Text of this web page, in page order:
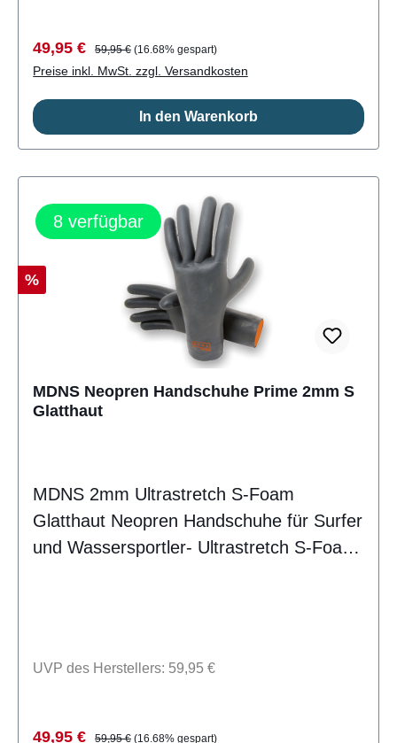
Verkaufspreis:
49,95 € Regulärer Preis:
59,95 € (16.68% gespart)
Preise inkl. MwSt. zzgl. Versandkosten
In den Warenkorb
8 verfügbar
Rabatt
%
MDNS Neopren Handschuhe Prime 2mm S
Glatthaut
MDNS 2mm Ultrastretch S-Foam
Glatthaut Neopren Handschuhe für Surfer
und Wassersportler- Ultrastretch S-Foam
Handschuhe MDNS CSN9103
UVP des Herstellers: 59,95 €
Verkaufspreis:
49,95 € Regulärer Preis:
59,95 € (16.68% gespart)